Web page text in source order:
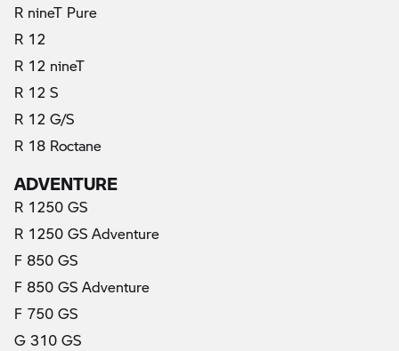
R nineT Pure
R 12
R 12 nineT
R 12 S
R 12 G/S
R 18 Roctane
ADVENTURE
R 1250 GS
R 1250 GS Adventure
F 850 GS
F 850 GS Adventure
F 750 GS
G 310 GS